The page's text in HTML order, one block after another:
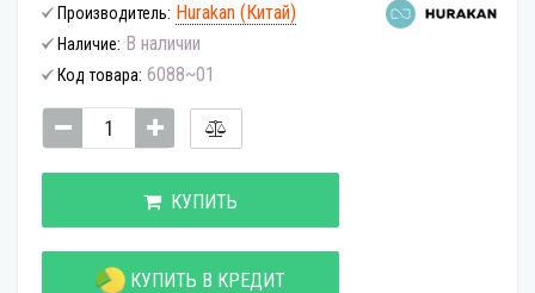
Производитель: Hurakan (Китай)
Наличие: В наличии
Код товара: 6088~01
КУПИТЬ
КУПИТЬ В КРЕДИТ